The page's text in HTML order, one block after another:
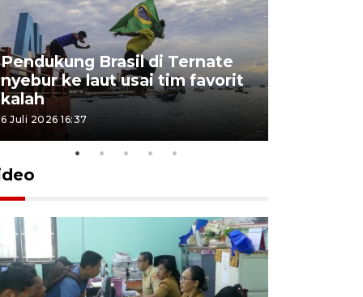
Pendukung Brasil di Ternate
nyebur ke laut usai tim favorit
kalah
6 Juli 2026 16:37